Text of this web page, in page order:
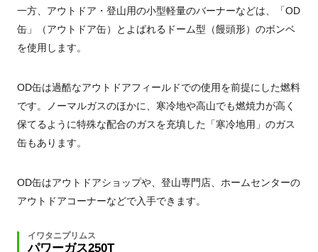
一方、アウトドア・登山用の小型軽量のバーナーなどは、「OD
缶」（アウトドア缶）とよばれるドーム型（饅頭形）のボンベ
を使用します。
OD缶は過酷なアウトドアフィールドでの使用を前提にした燃料
です。ノーマルガスのほかに、寒冷地や高山でも燃焼力が高く
保てるように特殊な配合のガスを充填した「寒冷地用」のガス
缶もあります。
OD缶はアウトドアショップや、登山専門店、ホームセンターの
アウトドアコーナーなどで入手できます。
イワタニプリムス
パワーガス250T